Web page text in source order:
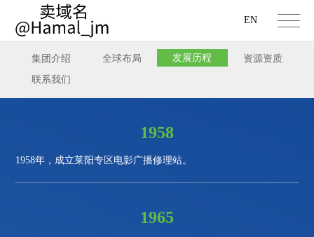
EN
集团介绍 全球布局 发展历程
资源资质
联系我们
1958
1958年，成立莱阳专区电影广播修理站。
1965